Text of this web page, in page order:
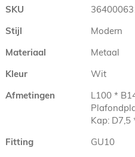
SKU
Stijl
Modern
Materiaal
Metaal
Kleur
Wit
Afmetingen
L100 *
Kap: D7,5
Fitting
GU10